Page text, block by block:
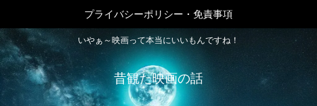
いやぁ～映画って本当にいいもんですね！
昔観た映画の話
プライバシーポリシー・免責事項